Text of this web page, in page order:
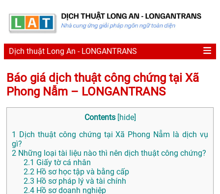
Dịch thuật Long An - LONGANTRANS
Báo giá dịch thuật công chứng tại Xã
Phong Nẫm – LONGANTRANS
Contents [hide]
1
Dịch thuật công chứng tại Xã Phong Nẫm là dịch vụ
gì?
2 Những loại tài liệu nào thì nên dịch thuật công chứng?
2.1 Giấy tờ cá nhân
2.2 Hồ sơ học tập và bằng cấp
2.3 Hồ sơ pháp lý và tài chính
2.4 Hồ sơ doanh nghiệp